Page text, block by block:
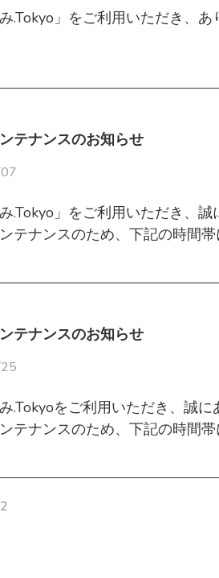
日（木）～8月18日（月）
リサイクル協会
右上の「マイメニュー」＞「
り一層の利便性向上に努めてま
らぬご愛顧のほど、よろしくお
.Tokyo」をご利用いただき、あ
日（木）13:00～22:00
状況により、終了時間が変更と
けし申し訳ございませんが、
テナンスのお知らせ
.Tokyo」をご利用いただき、誠
テナンスのため、下記の時間
より、終了時間が変更となる場
変ご迷惑をおかけいたします
テナンスのお知らせ
.Tokyoをご利用いただき、誠に
テナンスのため、下記の時間